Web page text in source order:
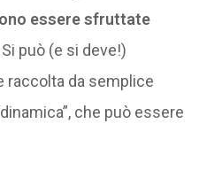
essere sfruttate
Si può (e si deve!)
raccolta da semplice
che può essere